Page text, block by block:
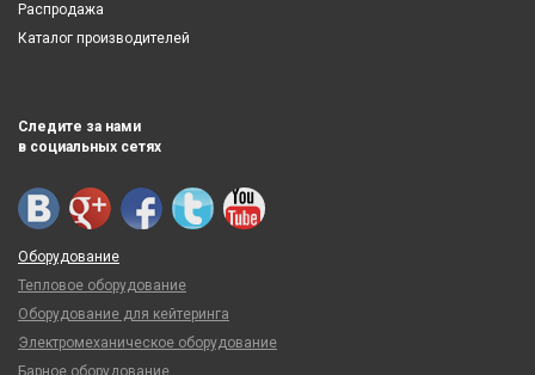
Распродажа
Каталог производителей
Следите за нами
в социальных сетях
Оборудование
Тепловое оборудование
Оборудование для кейтеринга
Электромеханическое оборудование
Барное оборудование